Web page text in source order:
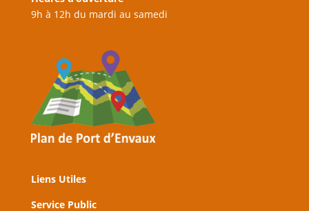
9h à 12h du mardi au samedi
Liens Utiles
Service Public